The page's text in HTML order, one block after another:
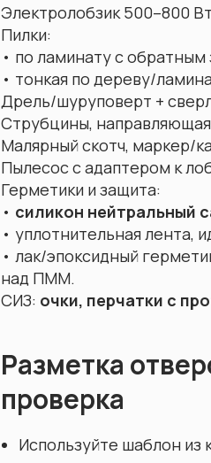
Электролобзик 500–800
Пилки:
• по ламинату с
• тонкая по дереву/
Дрель/шуруповерт +
Струбцины,
Малярный скотч, маркер/
Пылесос с адаптером к
Герметики и защита:
• силикон нейтральный
• уплотнительная лента,
• лак/эпоксидный
над ПММ.
СИЗ: очки, перчатки с
Разметка
проверка
Используйте шаблон из